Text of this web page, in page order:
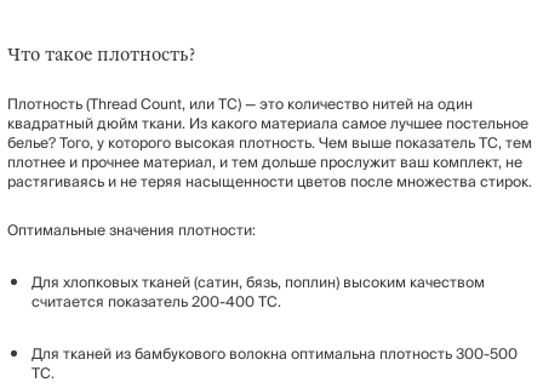
Что такое плотность?
Плотность (Thread Count, или TC) — это количество нитей на один
квадратный дюйм ткани. Из какого материала самое лучшее постельное
белье? Того, у которого высокая плотность. Чем выше показатель TC, тем
плотнее и прочнее материал, и тем дольше прослужит ваш комплект, не
растягиваясь и не теряя насыщенности цветов после множества стирок.
Оптимальные значения плотности:
Для хлопковых тканей (сатин, бязь, поплин) высоким качеством
считается показатель 200-400 TC.
Для тканей из бамбукового волокна оптимальна плотность 300-500
TC.